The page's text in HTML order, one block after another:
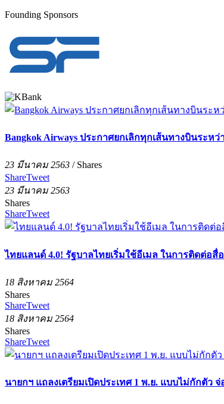
Founding Sponsors
Bangkok Airways ประกาศยกเลิกทุกเส้นทางบินระห
23 มีนาคม 2563 / Shares
ShareTweet
23 มีนาคม 2563
Shares
ShareTweet
ไทยแลนด์ 4.0! รัฐบาลไทยเริ่มใช้อีเมล ในการติดต่อสื่
18 สิงหาคม 2564
Shares
ShareTweet
18 สิงหาคม 2564
Shares
ShareTweet
นายกฯ แถลงเตรียมเปิดประเทศ 1 พ.ย. แบบไม่กักตัว